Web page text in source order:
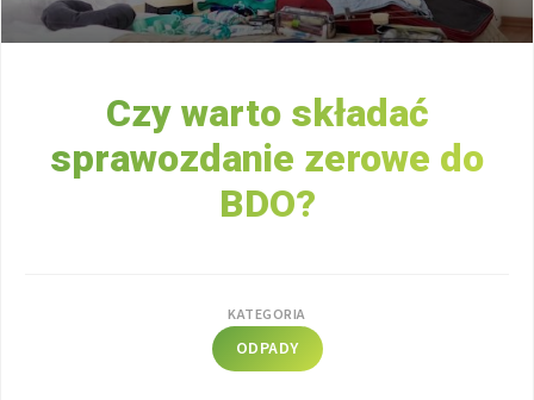
Czy warto składać
sprawozdanie zerowe do
BDO?
KATEGORIA
ODPADY